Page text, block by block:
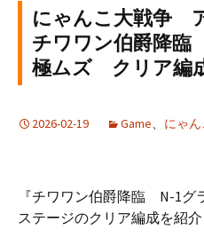
にゃんこ大戦争
チワワン伯爵降
極ムズ クリア編
2026-02-19 Game、 にゃ
『チワワン伯爵降臨 N-1
ステージのクリア編成を紹